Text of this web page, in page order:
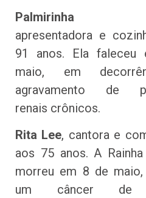
Palmirinha
apresentadora e
91 anos. Ela faleceu
maio, em
agravamento de
renais crônicos.
Rita Lee, cantora e
aos 75 anos. A
morreu em 8 de
um câncer de